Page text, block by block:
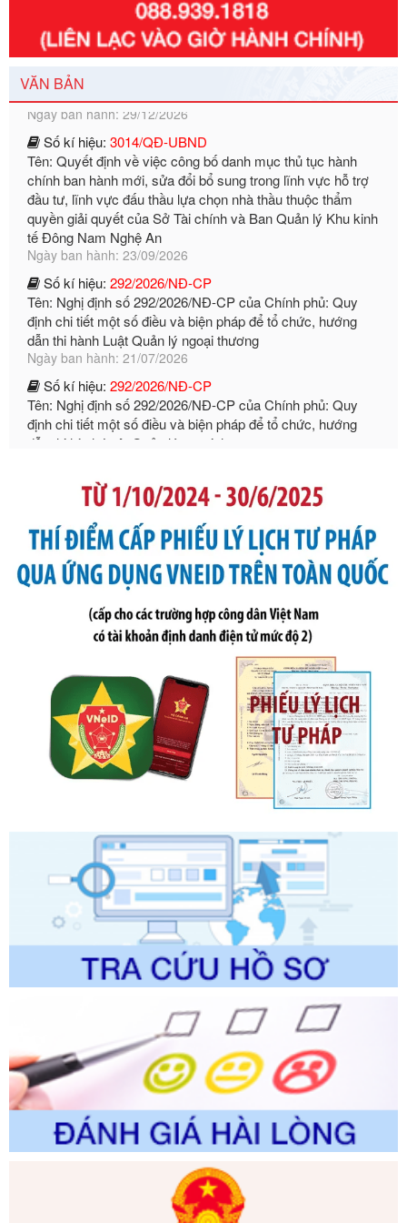
VĂN BẢN
351/2025/NĐ-CP
Tên: Nghị định số 351/2025/NĐ-CP của Chính phủ: Quy
định chuẩn nghèo đa chiều quốc gia giai đoạn 2026 - 2030
Ngày ban hành: 29/12/2026
Số kí hiệu:3014/QĐ-UBND
Tên: Quyết định về việc công bố danh mục thủ tục hành
chính ban hành mới, sửa đổi bổ sung trong lĩnh vực hỗ trợ
đầu tư, lĩnh vực đấu thầu lựa chọn nhà thầu thuộc thẩm
quyền giải quyết của Sở Tài chính và Ban Quản lý Khu kinh
tế Đông Nam Nghệ An
Ngày ban hành: 23/09/2026
Số kí hiệu: 292/2026/NĐ-CP
Tên: Nghị định số 292/2026/NĐ-CP của Chính phủ: Quy
định chi tiết một số điều và biện pháp để tổ chức, hướng
dẫn thi hành Luật Quản lý ngoại thương
Ngày ban hành: 21/07/2026
Số kí hiệu:292/2026/NĐ-CP
Tên: Nghị định số 292/2026/NĐ-CP của Chính phủ: Quy
định chi tiết một số điều và biện pháp để tổ chức, hướng
dẫn thi hành Luật Quản lý ngoại thương
Ngày ban hành: 21/07/2026
bỏ Thông tư số 87/2019/TT- BТC ngày 19 tháng 12 năm
2019 của Bộ trưởng Bộ Tài chính hướng dẫn thực hiện xử
phạt vi phạm hành chính trong lĩnh vực kho bạc nhà nước
Ngày ban hành: 21/07/2026
Số kí hiệu:291/2026/NĐ-CP
Tên: Nghị định số 291/2026/NĐ-CP của Chính phủ: Sửa
đổi, bổ sung một số điều của Nghị định số 125/2020/NĐ-СР
ngày 19 tháng 10 năm 2020 của Chính phủ quy định xử
phạt vi phạm hành chính về thuế, hóa đơn được sửa đổi, bổ
sung bởi Nghị định số 102/2021/NĐ-CP
Ngày ban hành: 20/07/2026
Số kí hiệu:2303/QĐ-UBND
Tên: Quyết định công bố Danh mục thủ tục hành chính mới
ban hành, được sửa đổi, bổ sung, bị bãi bỏ và phê duyệt
Quy trình nội bộ, quy trình điện tử giải quyết thủ tục hành
chính trong một số lĩnh vực thuộc phạm vi chức năng quản
Số kí hiệu:2304/QĐ-UBND
Tên: Quyết định công bố Danh mục thủ tục hành chính
được sửa đổi, bổ sung và phê duyệt Quy trình nội bộ, quy
trình điện tử giải quyết thủ tục hành chính trong lĩnh vực Du
lịch thuộc phạm vi chức năng quản lý của Sở Văn hóa, Thể
thao và Du lịch
Ngày ban hành: 01/06/2026
Tên: Về việc công bố Danh mục thủ tục hành chính sửa
đổi, bổ sung và phê duyệt Quy trình nội bộ, quy trình điện tử
trong giải quyết thủtục hành chính lĩnh vực biến đổi khí hậu
thuộc phạm vi giải quyết của Sở Nông nghiệp và Môi
trường
Ngày ban hành: 01/06/2026
Số kí hiệu:2300/QĐ-UBND
Tên: V/v công bố danh mục thủ tục hành chính được sửa
đổi, bổ sung và phê duyệt quy trình nội bộ, quy trình điện tử
giải quyết thủ tục hành chính trong lĩnh vực Luật sư thuộc
phạm vi chức năng quản lý của Sở Tư pháp